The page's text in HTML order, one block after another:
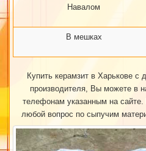
Навалом
В мешках
Купить керамзит в Харькове с
производителя, Вы можете в
телефонам указанным на
любой вопрос по сыпучим